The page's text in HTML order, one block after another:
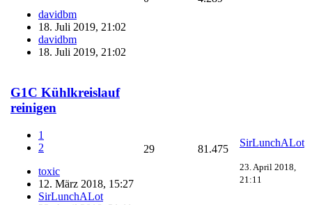
davidbm
18. Juli 2019, 21:02
davidbm
18. Juli 2019, 21:02
G1C Kühlkreislauf
reinigen
1
2
toxic
12. März 2018, 15:27
SirLunchALot
29 81.475
SirLunchALot
23. April 2018,
21:11